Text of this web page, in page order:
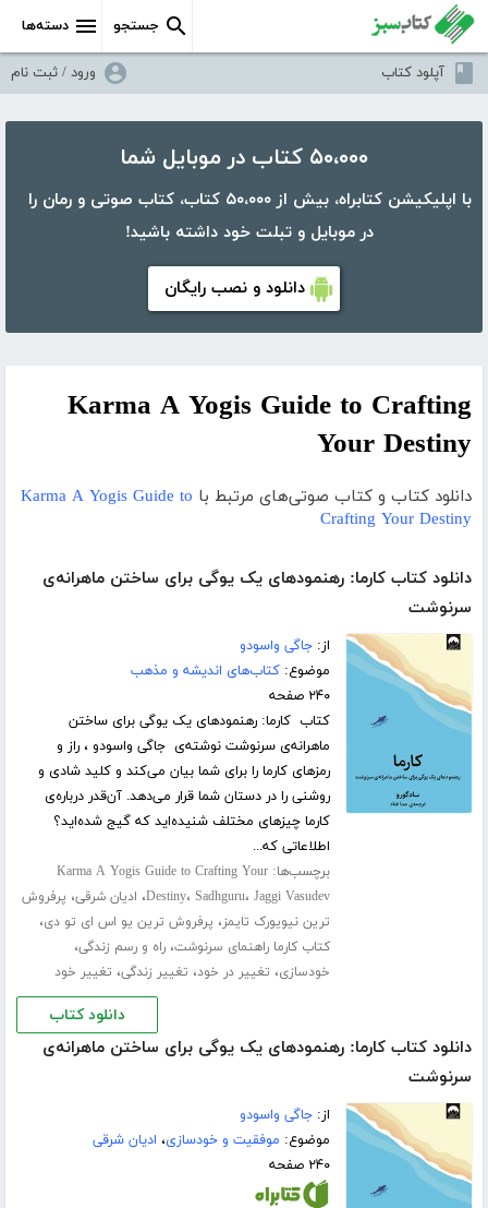
دسته‌ها جستجو
آپلود کتاب ورود / ثبت نام
۵۰،۰۰۰ کتاب در موبایل شما
با اپلیکیشن کتابراه، بیش از ۵۰،۰۰۰ کتاب، کتاب صوتی و رمان را
در موبایل و تبلت خود داشته باشید!
دانلود و نصب رایگان
Karma A Yogis Guide to Crafting
Your Destiny
دانلود کتاب و کتاب صوتی‌های مرتبط با Karma A Yogis Guide to
Crafting Your Destiny
دانلود کتاب کارما: رهنمودهای یک یوگی برای ساختن ماهرانه‌ی
سرنوشت
از:جاگی واسودو
موضوع:کتاب‌های اندیشه و مذهب
۲۴۰ صفحه
کتاب کارما: رهنمودهای یک یوگی برای ساختن
ماهرانه‌ی سرنوشت نوشته‌ی جاگی واسودو ، راز و
رمزهای کارما را برای شما بیان می‌کند و کلید شادی و
روشنی را در دستان شما قرار می‌دهد. آن‌قدر درباره‌ی
کارما چیزهای مختلف شنیده‌اید که گیج شده‌اید؟
اطلاعاتی که...
برچسب‌ها:Karma A Yogis Guide to Crafting Your
Destiny، Sadhguru، Jaggi Vasudev ، ادیان شرقی، پرفروش
ترین نیویورک تایمز، پرفروش ترین یو اس ای تو دی،
کتاب کارما راهنمای سرنوشت،راه و رسم زندگی،
خودسازی، تغییر در خود، تغییر زندگی، تغییر خود
دانلود کتاب
دانلود کتاب کارما: رهنمودهای یک یوگی برای ساختن ماهرانه‌ی
سرنوشت
از:جاگی واسودو
موضوع: موفقیت و خودسازی، ادیان شرقی
۲۴۰ صفحه